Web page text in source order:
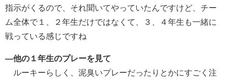
指示がくるので、それ聞いてやっていたんですけど、チー
ム全体で１、２年生だけではなくて、３、４年生も一緒に
戦っている感じですね
―他の１年生のプレーを見て
ルーキーらしく、泥臭いプレーだったりとかにすごく注